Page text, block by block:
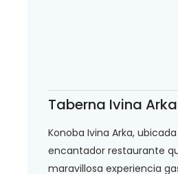
Taberna Ivina Arka
Konoba Ivina Arka,
encantador restaurante
maravillosa experiencia